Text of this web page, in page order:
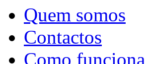
Quem somos
Contactos
Como funciona